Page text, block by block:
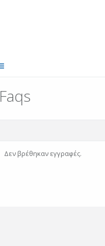
Faqs
Δεν βρέθηκαν εγγραφές.